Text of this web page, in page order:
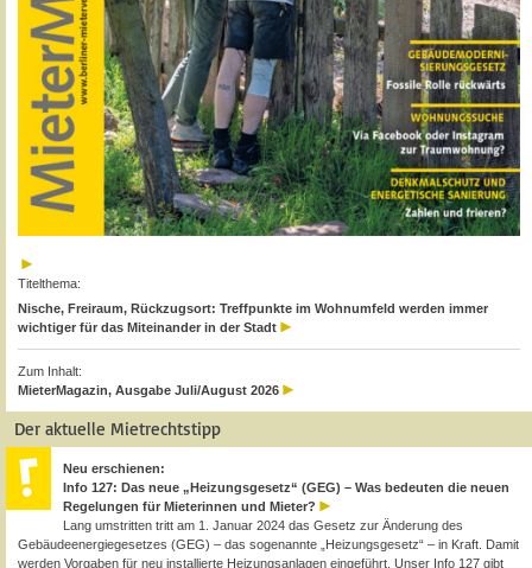
Titelthema:
Nische, Freiraum, Rückzugsort: Treffpunkte im Wohnumfeld werden immer
wichtiger für das Miteinander in der Stadt
Zum Inhalt:
MieterMagazin, Ausgabe Juli/August 2026
Der aktuelle Mietrechtstipp
Neu erschienen:
Info 127: Das neue „Heizungsgesetz“ (GEG) – Was bedeuten die neuen
Regelungen für Mieterinnen und Mieter?
Lang umstritten tritt am 1. Januar 2024 das Gesetz zur Änderung des
Gebäudeenergiegesetzes (GEG) – das sogenannte „Heizungsgesetz“ – in Kraft. Damit
werden Vorgaben für neu installierte Heizungsanlagen eingeführt. Unser Info 127 gibt